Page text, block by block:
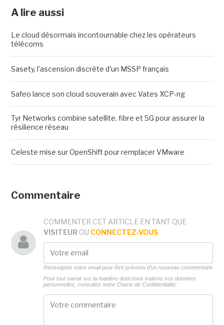
A lire aussi
Le cloud désormais incontournable chez les opérateurs
télécoms
Sasety, l'ascension discrète d'un MSSP français
Safeo lance son cloud souverain avec Vates XCP-ng
Tyr Networks combine satellite, fibre et 5G pour assurer la
résilience réseau
Celeste mise sur OpenShift pour remplacer VMware
Commentaire
COMMENTER CET ARTICLE EN TANT QUE
VISITEUR OU CONNECTEZ-VOUS
Renseignez votre email pour être prévenu d'un nouveau commentaire
Pour tout savoir sur la manière dont nous traitons vos données
personnelles, consultez notre Charte de Confidentialité.